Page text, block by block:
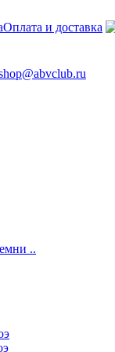
Оплата и доставка
..